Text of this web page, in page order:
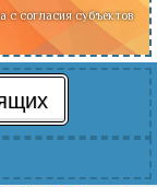
с согласия субъектов